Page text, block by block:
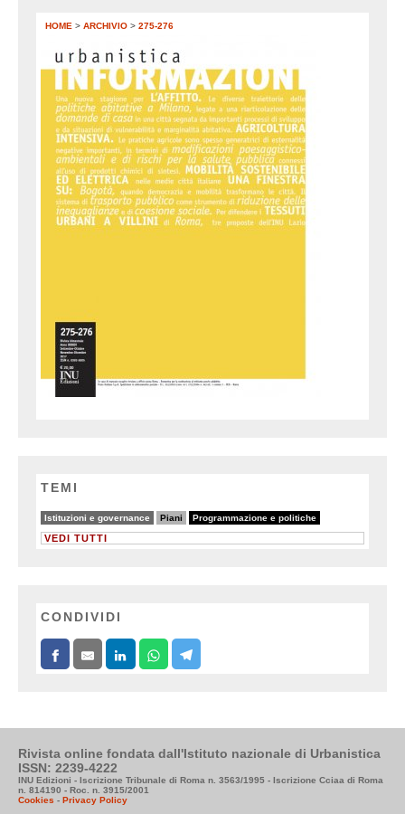
HOME > ARCHIVIO > 275-276
TEMI
Istituzioni e governance
49/64 Piani
28/64 Programmazione e politiche
64/64
VEDI TUTTI
CONDIVIDI
Rivista online fondata dall'Istituto nazionale di Urbanistica
ISSN: 2239-4222
INU Edizioni - Iscrizione Tribunale di Roma n. 3563/1995 - Iscrizione Cciaa di Roma
n. 814190 - Roc. n. 3915/2001
Cookies - Privacy Policy